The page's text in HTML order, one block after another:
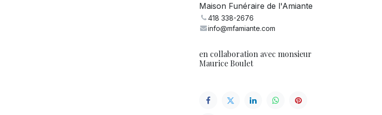
Maison Funéraire de l'Amiante
418 338-2676
info@mfamiante.com
en collaboration avec monsieur
Maurice Boulet